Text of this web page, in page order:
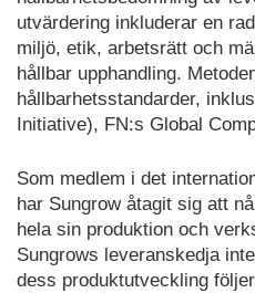
utvärdering inkluderar en
miljö, etik, arbetsrätt och
hållbar upphandling.
hållbarhetsstandarder,
Initiative), FN:s Global
Som medlem i det
har Sungrow åtagit sig att
hela sin produktion och
Sungrows leveranskedja
dess produktutveckling